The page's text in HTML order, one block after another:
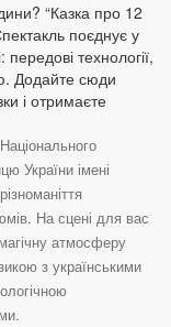
“Казка про 12
поєднує у
технології,
Додайте сюди
і отримаєте
України імені
На сцені для вас
атмосферу
з українськими